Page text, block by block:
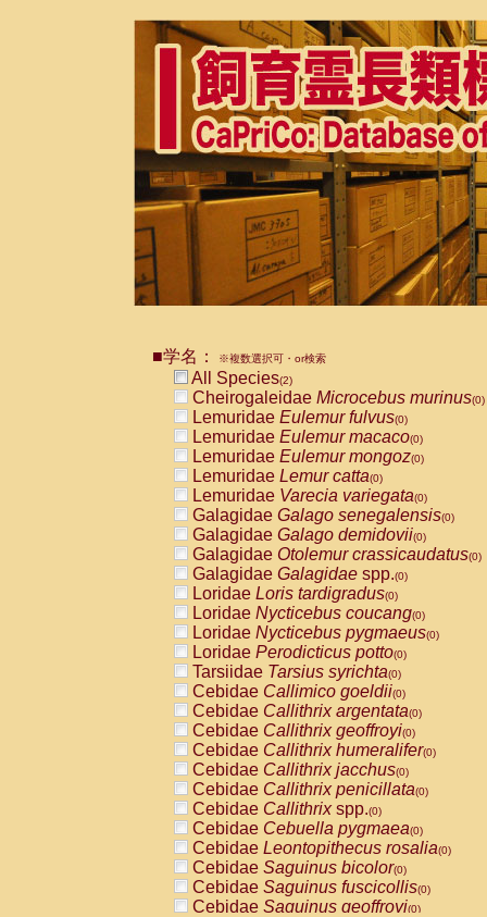
■学名： ※複数選択可・or検索
All Species(2)
Cheirogaleidae Microcebus murinus(0)
Lemuridae Eulemur fulvus(0)
Lemuridae Eulemur macaco(0)
Lemuridae Eulemur mongoz(0)
Lemuridae Lemur catta(0)
Lemuridae Varecia variegata(0)
Galagidae Galago senegalensis(0)
Galagidae Galago demidovii(0)
Galagidae Otolemur crassicaudatus(0)
Galagidae Galagidae spp.(0)
Loridae Loris tardigradus(0)
Loridae Nycticebus coucang(0)
Loridae Nycticebus pygmaeus(0)
Loridae Perodicticus potto(0)
Tarsiidae Tarsius syrichta(0)
Cebidae Callimico goeldii(0)
Cebidae Callithrix argentata(0)
Cebidae Callithrix geoffroyi(0)
Cebidae Callithrix humeralifer(0)
Cebidae Callithrix jacchus(0)
Cebidae Callithrix penicillata(0)
Cebidae Callithrixspp.(0)
Cebidae Cebuella pygmaea(0)
Cebidae Leontopithecus rosalia(0)
Cebidae Saguinus bicolor(0)
Cebidae Saguinus fuscicollis(0)
Cebidae Saguinus geoffroyi(0)